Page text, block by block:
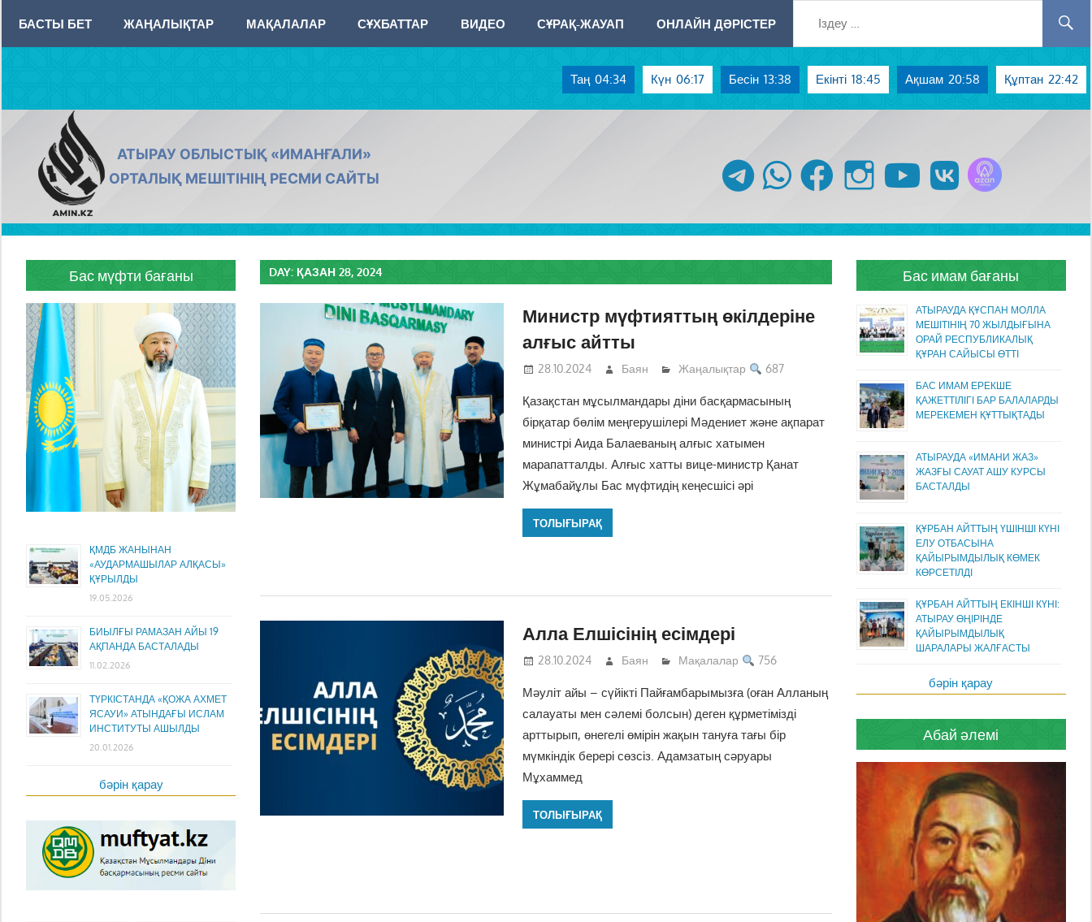
content
БАСТЫ БЕТ ЖАҢАЛЫҚТАР МАҚАЛАЛАР СҰХБАТТАР ВИДЕО СҰРАҚ-ЖАУАП ОНЛАЙН ДӘРІСТЕР
Таң 04:34 Күн 06:17 Бесін 13:38 Екінті 18:45 Ақшам 20:58 Құптан 22:42
AMIN.KZ
АТЫРАУ ОБЛЫСТЫҚ «ИМАНҒАЛИ»
ОРТАЛЫҚ МЕШІТІНІҢ РЕСМИ САЙТЫ
telegram whatsapp facebook instagram youtubevk
DAY: ҚАЗАН 28, 2024
Министр мүфтияттың өкілдеріне
алғыс айтты
28.10.2024 Баян Жаңалықтар 687
Қазақстан мұсылмандары діни басқармасының
бірқатар бөлім меңгерушілері Мәдениет және ақпарат
министрі Аида Балаеваның алғыс хатымен
марапатталды. Алғыс хатты вице-министр Қанат
Жұмабайұлы Бас мүфтидің кеңесшісі әрі
ТОЛЫҒЫРАҚ
Алла Елшісінің есімдері
28.10.2024 Баян Мақалалар 756
Мәуліт айы – сүйікті Пайғамбарымызға (оған Алланың
салауаты мен сәлемі болсын) деген құрметімізді
арттырып, өнегелі өмірін жақын тануға тағы бір
мүмкіндік берері сөзсіз. Адамзатың сәруары
Мұхаммед
ТОЛЫҒЫРАҚ
Бас мүфти бағаны
ҚМДБ ЖАНЫНАН
«АУДАРМАШЫЛАР АЛҚАСЫ»
ҚҰРЫЛДЫ
19.05.2026
БИЫЛҒЫ РАМАЗАН АЙЫ 19
АҚПАНДА БАСТАЛАДЫ
11.02.2026
ТҮРКІСТАНДА «ҚОЖА АХМЕТ
ЯСАУИ» АТЫНДАҒЫ ИСЛАМ
ИНСТИТУТЫ АШЫЛДЫ
20.01.2026
бәрін қарау
Бас имам бағаны
АТЫРАУДА ҚҰСПАН МОЛЛА
МЕШІТІНІҢ 70 ЖЫЛДЫҒЫНА
ОРАЙ РЕСПУБЛИКАЛЫҚ
ҚҰРАН САЙЫСЫ ӨТТІ
БАС ИМАМ ЕРЕКШЕ
ҚАЖЕТТІЛІГІ БАР БАЛАЛАРДЫ
МЕРЕКЕМЕН ҚҰТТЫҚТАДЫ
АТЫРАУДА «ИМАНИ ЖАЗ»
ЖАЗҒЫ САУАТ АШУ КУРСЫ
БАСТАЛДЫ
ҚҰРБАН АЙТТЫҢ ҮШІНШІ КҮНІ
ЕЛУ ОТБАСЫНА
ҚАЙЫРЫМДЫЛЫҚ КӨМЕК
КӨРСЕТІЛДІ
ҚҰРБАН АЙТТЫҢ ЕКІНШІ КҮНІ:
АТЫРАУ ӨҢІРІНДЕ
ҚАЙЫРЫМДЫЛЫҚ
ШАРАЛАРЫ ЖАЛҒАСТЫ
бәрін қарау
Абай әлемі